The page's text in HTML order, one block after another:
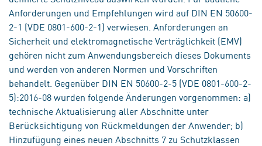
Anforderungen und Empfehlungen wird auf DIN EN 50600-
2-1 (VDE 0801-600-2-1) verwiesen. Anforderungen an
Sicherheit und elektromagnetische Verträglichkeit (EMV)
gehören nicht zum Anwendungsbereich dieses Dokuments
und werden von anderen Normen und Vorschriften
behandelt. Gegenüber DIN EN 50600-2-5 (VDE 0801-600-2-
5):2016-08 wurden folgende Änderungen vorgenommen: a)
technische Aktualisierung aller Abschnitte unter
Berücksichtigung von Rückmeldungen der Anwender; b)
Hinzufügung eines neuen Abschnitts 7 zu Schutzklassen